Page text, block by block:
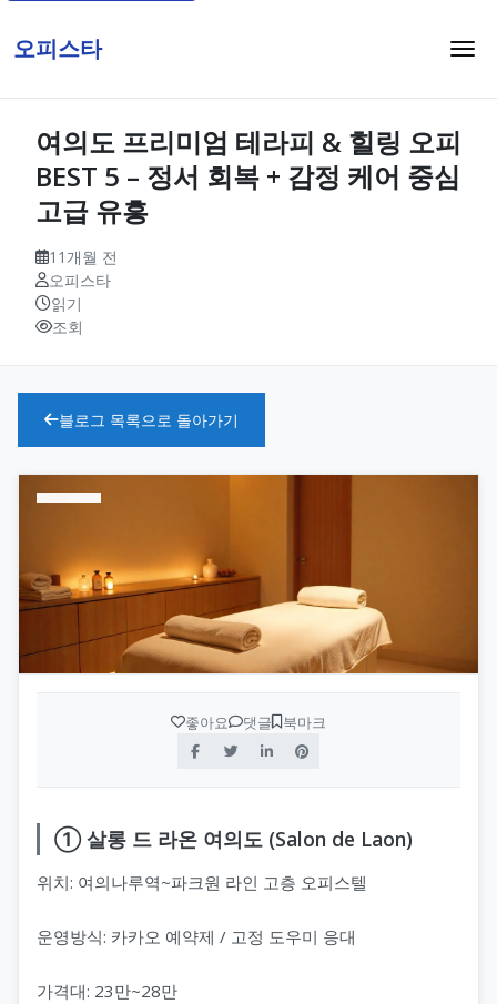
오피스타
여의도 프리미엄 테라피 & 힐링 오피
BEST 5 – 정서 회복 + 감정 케어 중심
고급 유흥
11개월 전
오피스타
읽기
조회
블로그 목록으로 돌아가기
좋아요 댓글 북마크
① 살롱 드 라온 여의도 (Salon de Laon)
위치: 여의나루역~파크원 라인 고층 오피스텔
운영방식: 카카오 예약제 / 고정 도우미 응대
가격대: 23만~28만